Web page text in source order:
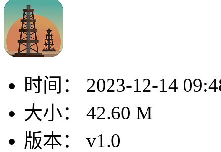
时间：
2023-12-14
大小：
42.60 M
版本：
v1.0